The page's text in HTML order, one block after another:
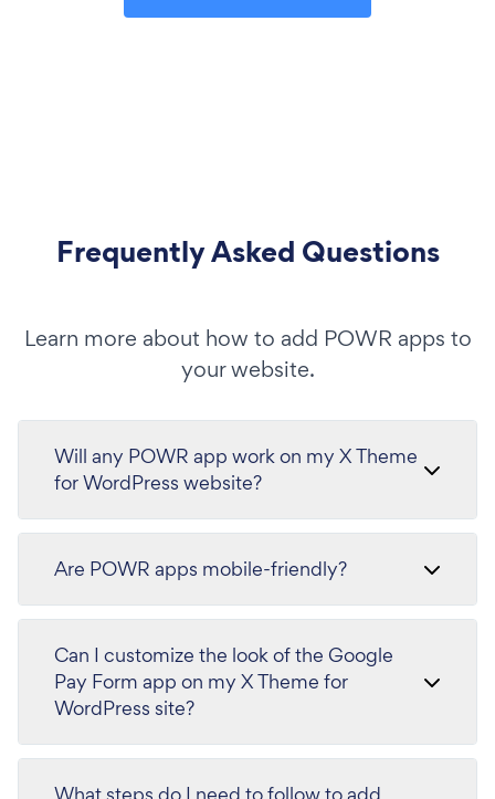
Frequently Asked Questions
Learn more about how to add POWR apps to
your website.
Will any POWR app work on my X Theme
for WordPress website?
Are POWR apps mobile-friendly?
Can I customize the look of the Google
Pay Form app on my X Theme for
WordPress site?